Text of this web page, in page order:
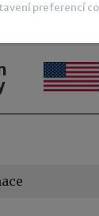
preferencí